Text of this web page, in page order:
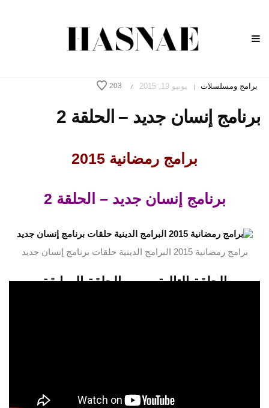
برامج ومسلسلات | يونيو 19, 2015 /
203
برنامج إنسان جديد – الحلقة 2
برامج رمضانية 2015
برنامج إنسان جديد – الحلقة 2
برامج رمضانية 2015 البرامج الدينية حلقات برنامج إنسان جديد
الحلقة التالية الحلقة السابقة